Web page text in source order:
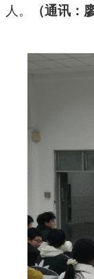
人。
（通讯：